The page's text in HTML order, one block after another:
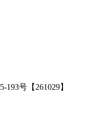
号【261029】